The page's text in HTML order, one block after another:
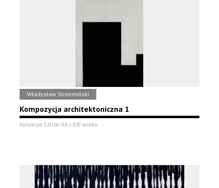
Władysław Strzemiński
Kompozycja architektoniczna 1
Kolekcja Sztuki XX i XXI wieku